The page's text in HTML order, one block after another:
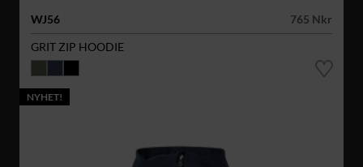
WJ56
765 Nkr
GRIT ZIP HOODIE
NYHET!